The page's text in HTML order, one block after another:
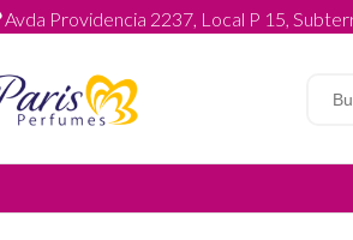
Avda Providencia 2237, Local P 15,